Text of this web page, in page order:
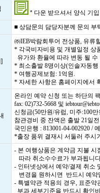
* 다운 받으셔서 양식 기
■ 상담문의 담당자분께 문의
㈜IEB박람회투어 전상품, 유류
* 각국비자비용 및 개별일정 상
유가와 환율에 따라 변동 될 수
* 최소출발 8명이상(인솔자동
* 여행공제보험: 1억원.
* 자세한 사항은 홈페이지에서
온라인 예약 신청 또는 하단의
fax: 02)732-5668 및
신청금(50만원/유럽, 미주:100
참관경비 중 잔액은 출발 21일
국민은행 : 813001-04-002920 /
*출장 품위 결재시 서둘러 주시
- 본 여행상품은 계약금 지불 시
따라 취소수수료가 부과됩니
- 인터넷상에서 예약/결제 취소
변경을 원하시면 반드시 예약
- 특별약관 적용의 경우, 표준
부과 세부기준을 반드시 확인